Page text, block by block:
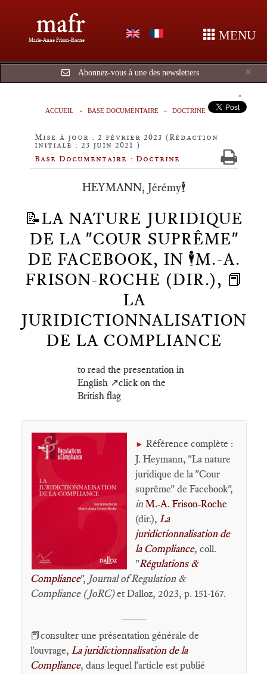
mafr
Marie-Anne Frison-Roche MENU
×
Abonnez-vous à une des newsletters
ACCUEIL BASE DOCUMENTAIRE DOCTRINE
Mise à jour : 2 février 2023 (Rédaction
initiale : 23 juin 2021 )
Base Documentaire : Doctrine
HEYMANN, Jérémy🕴️
📝LA NATURE JURIDIQUE
DE LA "COUR SUPRÊME"
DE FACEBOOK, IN 🕴️M.-A.
FRISON-ROCHE (DIR.), 📕
LA
JURIDICTIONNALISATION
DE LA COMPLIANCE
to read the presentation in
English ↗️click on the
British flag
► Référence complète :
J. Heymann, "La nature
juridique de la "Cour
suprême" de Facebook",
in M.-A. Frison-Roche
(dir.), La
juridictionnalisation de
la Compliance, coll.
"Régulations &
Compliance", Journal of Regulation &
Compliance (JoRC)et Dalloz, 2023, p. 151-167.
📕consulter une présentation générale de
l'ouvrage, La juridictionnalisation de la
Compliance, dans lequel l'article est publié